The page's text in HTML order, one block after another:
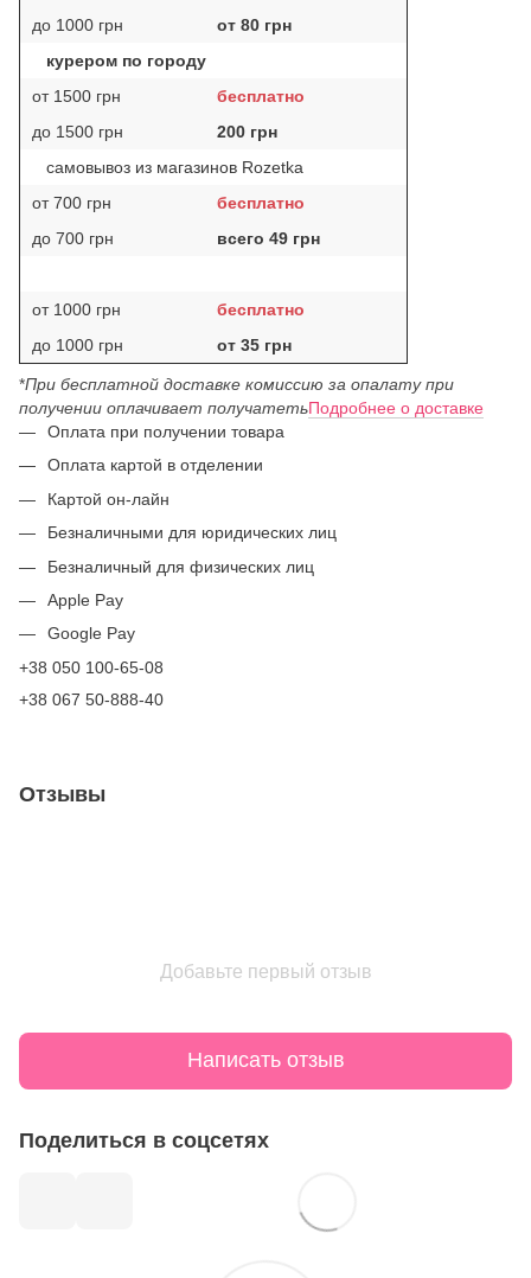
до 1000 грн
от 80 грн
курером по городу
от 1500 грн
бесплатно
до 1500 грн
200 грн
самовывоз из магазинов Rozetka
от 700 грн
бесплатно
до 700 грн
всего 49 грн
от 1000 грн
бесплатно
до 1000 грн
от 35 грн
*При бесплатной доставке комиссию за опалату при
получении оплачивает получатетьПодробнее о доставке
Оплата при получении товара
Оплата картой в отделении
Картой он-лайн
Безналичными для юридических лиц
Безналичный для физических лиц
Apple Pay
Google Pay
+38 050 100-65-08
+38 067 50-888-40
Отзывы
Добавьте первый отзыв
Написать отзыв
Поделиться в соцсетях